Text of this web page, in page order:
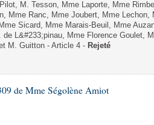
M. Tesson, Mme Laporte, Mme
Mme Ranc, Mme Joubert, Mme
Sicard, Mme Marais-Beuil, Mme
de L&#233;pinau, Mme Florence Goulet,
M. Guitton - Article 4 - Rejeté
de Mme Ségolène Amiot